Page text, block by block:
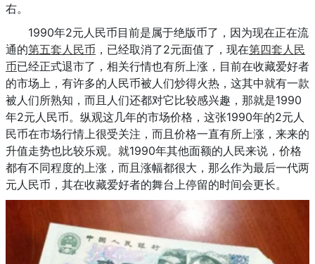
右。
1990年2元人民币目前是属于绝版币了，因为现在正在流
通的第五套人民币 ，已经取消了2元面值了，现在第四套人民
币已经正式退市了，相关行情也有所上涨，目前在收藏爱好者
的市场上，有许多的人民币被人们炒得火热，这其中就有一款
被人们所熟知，而且人们还都对它比较感兴趣，那就是1990
年2元人民币。纵观这几年的市场价格，这张1990年的2元人
民币在市场行情上很受关注，而且价格一直有所上涨，来来的
升值走势也比较乐观。就1990年其他面额的人民来说，价格
都有不同程度的上涨，而且涨幅都很大，那么作为最后一代两
元人民币，其在收藏爱好者的舞台上停留的时间会更长。